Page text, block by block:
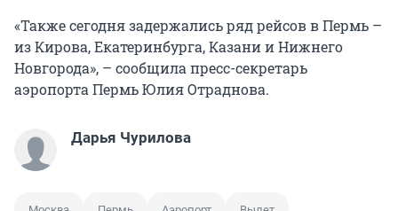
«Также сегодня задержались ряд рейсов в Пермь –
из Кирова, Екатеринбурга, Казани и Нижнего
Новгорода», – сообщила пресс-секретарь
аэропорта Пермь Юлия Отраднова.
Дарья Чурилова